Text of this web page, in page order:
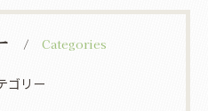
Categories
ゴリー